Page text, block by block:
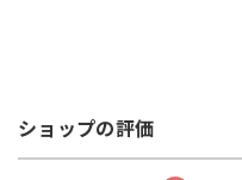
ショップの評価